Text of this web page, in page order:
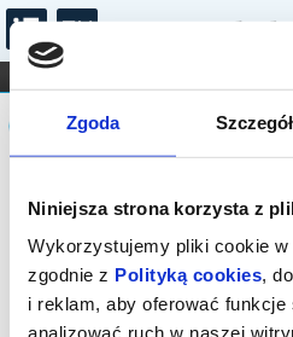
Zgoda
Niniejsza strona korzysta z
Wykorzystujemy pliki cookie w
zgodnie z Polityką cookies,
i reklam, aby oferować funkcje
analizować ruch w naszej
FILHARMONIA OPERA I BALET
DLA DZIECI
Komunikat
Sprzedaż on-line
sprawdź dostępność